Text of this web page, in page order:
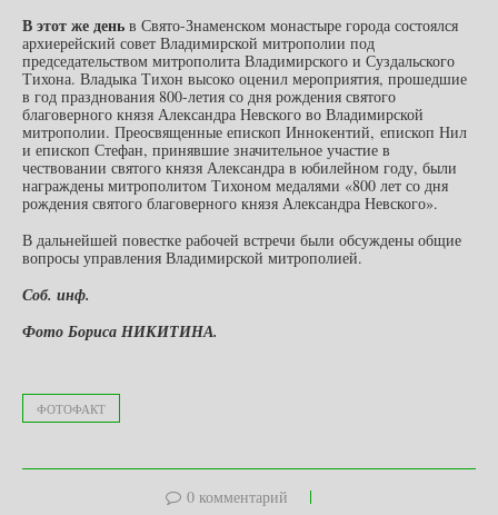
В этот же день в Свято-Знаменском монастыре города состоялся
архиерейский совет Владимирской митрополии под
председательством митрополита Владимирского и Суздальского
Тихона. Владыка Тихон высоко оценил мероприятия, прошедшие
в год празднования 800-летия со дня рождения святого
благоверного князя Александра Невского во Владимирской
митрополии. Преосвященные епископ Иннокентий, епископ Нил
и епископ Стефан, принявшие значительное участие в
чествовании святого князя Александра в юбилейном году, были
награждены митрополитом Тихоном медалями «800 лет со дня
рождения святого благоверного князя Александра Невского».
В дальнейшей повестке рабочей встречи были обсуждены общие
вопросы управления Владимирской митрополией.
Соб. инф.
Фото Бориса НИКИТИНА.
ФОТОФАКТ
0 комментарий